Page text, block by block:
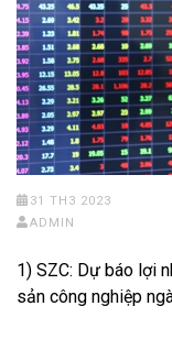
31 TH3 2023
ADMIN
1) SZC: Dự báo lợi
sản công nghiệp